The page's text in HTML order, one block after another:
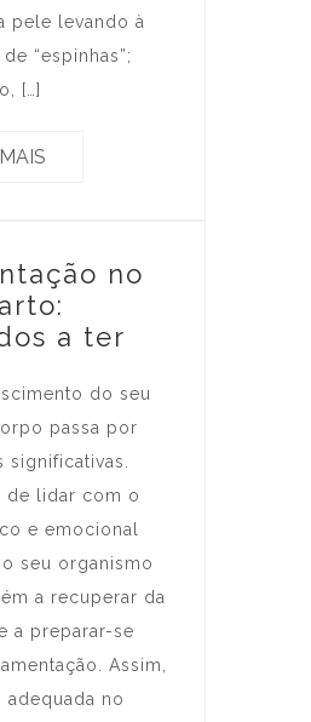
pele levando à
“espinhas”;
[…]
no
a ter
do seu
passa por
significativas.
de lidar com o
e emocional
seu organismo
a recuperar da
a preparar-se
Assim,
adequada no